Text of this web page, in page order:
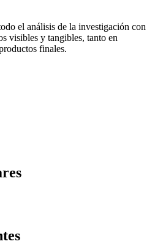
el análisis de la investigación con
visibles y tangibles, tanto en
finales.